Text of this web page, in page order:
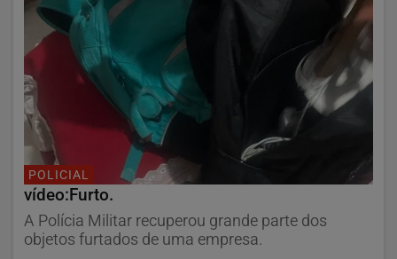
POLICIAL
vídeo:Furto.
A Polícia Militar recuperou grande parte dos
objetos furtados de uma empresa.